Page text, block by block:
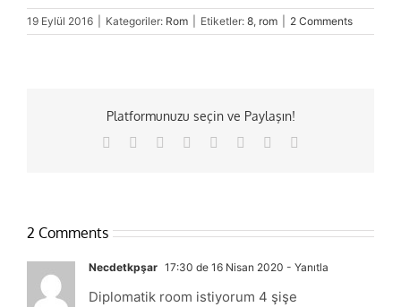
19 Eylül 2016 Kategoriler: Rom Etiketler: 8, rom 2 Comments
Platformunuzu seçin ve Paylaşın!
Facebook Reddit LinkedIn
TumblrPinterest
2 Comments
Necdetkpşar 17:30 de 16 Nisan 2020 - Yanıtla
Diplomatik room istiyorum 4 şişe